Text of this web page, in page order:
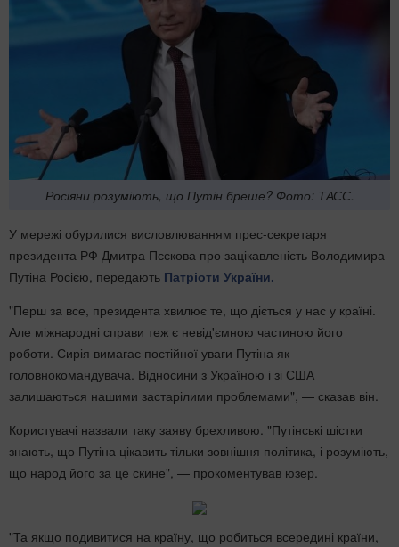
Росіяни розуміють, що Путін бреше? Фото: ТАСС.
У мережі обурилися висловлюванням прес-секретаря
президента РФ Дмитра Пєскова про зацікавленість Володимира
Путіна Росією, передають Патріоти України.
"Перш за все, президента хвилює те, що діється у нас у країні.
Але міжнародні справи теж є невід'ємною частиною його
роботи. Сирія вимагає постійної уваги Путіна як
головнокомандувача. Відносини з Україною і зі США
залишаються нашими застарілими проблемами", — сказав він.
Користувачі назвали таку заяву брехливою. "Путінські шістки
знають, що Путіна цікавить тільки зовнішня політика, і розуміють,
що народ його за це скине", — прокоментував юзер.
"Та якщо подивитися на країну, що робиться всередині країни,